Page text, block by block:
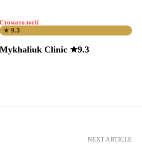
Стоматології
★ 9.3
Mykhaliuk Clinic ★9.3
NEXT ARTICLE